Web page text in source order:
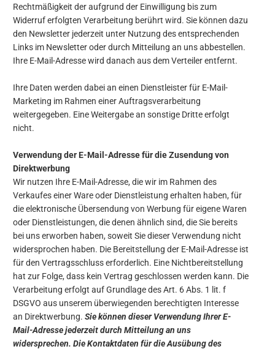
Rechtmäßigkeit der aufgrund der Einwilligung bis zum
Widerruf erfolgten Verarbeitung berührt wird. Sie können dazu
den Newsletter jederzeit unter Nutzung des entsprechenden
Links im Newsletter oder durch Mitteilung an uns abbestellen.
Ihre E-Mail-Adresse wird danach aus dem Verteiler entfernt.
Ihre Daten werden dabei an einen Dienstleister für E-Mail-
Marketing im Rahmen einer Auftragsverarbeitung
weitergegeben. Eine Weitergabe an sonstige Dritte erfolgt
nicht.
Verwendung der E-Mail-Adresse für die Zusendung von
Direktwerbung
Wir nutzen Ihre E-Mail-Adresse, die wir im Rahmen des
Verkaufes einer Ware oder Dienstleistung erhalten haben, für
die elektronische Übersendung von Werbung für eigene Waren
oder Dienstleistungen, die denen ähnlich sind, die Sie bereits
bei uns erworben haben, soweit Sie dieser Verwendung nicht
widersprochen haben. Die Bereitstellung der E-Mail-Adresse ist
für den Vertragsschluss erforderlich. Eine Nichtbereitstellung
hat zur Folge, dass kein Vertrag geschlossen werden kann. Die
Verarbeitung erfolgt auf Grundlage des Art. 6 Abs. 1 lit. f
DSGVO aus unserem überwiegenden berechtigten Interesse
an Direktwerbung.Sie können dieser Verwendung Ihrer E-
Mail-Adresse jederzeit durch Mitteilung an uns
widersprechen. Die Kontaktdaten für die Ausübung des